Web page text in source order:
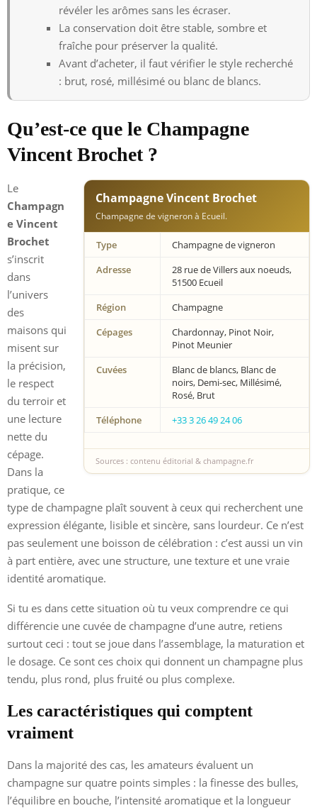
révéler les arômes sans les écraser.
La conservation doit être stable, sombre et
fraîche pour préserver la qualité.
Avant d’acheter, il faut vérifier le style recherché
: brut, rosé, millésimé ou blanc de blancs.
Qu’est-ce que le Champagne
Vincent Brochet ?
Champagne Vincent Brochet
Champagne de vigneron à Ecueil.
Type
Champagne de vigneron
Adresse
28 rue de Villers aux noeuds,
51500 Ecueil
Région
Champagne
Cépages
Chardonnay, Pinot Noir,
Pinot Meunier
Cuvées
Blanc de blancs, Blanc de
noirs, Demi-sec, Millésimé,
Rosé, Brut
Téléphone
+33 3 26 49 24 06
Sources : contenu éditorial & champagne.fr
Le
Champagn
e Vincent
Brochet
s’inscrit
dans
l’univers
des
maisons qui
misent sur
la précision,
le respect
du terroir et
une lecture
nette du
cépage.
Dans la
pratique, ce
type de champagne plaît souvent à ceux qui recherchent une
expression élégante, lisible et sincère, sans lourdeur. Ce n’est
pas seulement une boisson de célébration : c’est aussi un vin
à part entière, avec une structure, une texture et une vraie
identité aromatique.
Si tu es dans cette situation où tu veux comprendre ce qui
différencie une cuvée de champagne d’une autre, retiens
surtout ceci : tout se joue dans l’assemblage, la maturation et
le dosage. Ce sont ces choix qui donnent un champagne plus
tendu, plus rond, plus fruité ou plus complexe.
Les caractéristiques qui comptent
vraiment
Dans la majorité des cas, les amateurs évaluent un
champagne sur quatre points simples : la finesse des bulles,
l’équilibre en bouche, l’intensité aromatique et la longueur